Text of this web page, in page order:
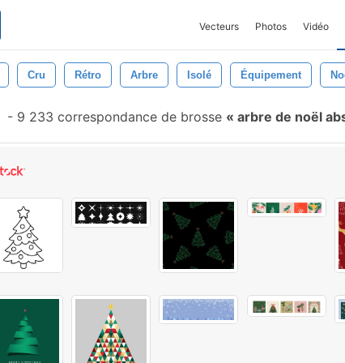
Vecteurs Photos Vidéo
Cru Rétro Arbre Isolé Équipement
- 9 233 correspondance de brosse arbre de noël